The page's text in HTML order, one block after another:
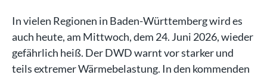
In vielen Regionen in Baden-Württemberg wird es
auch heute, am Mittwoch, dem 24. Juni 2026, wieder
gefährlich heiß. Der DWD warnt vor starker und
teils extremer Wärmebelastung. In den kommenden